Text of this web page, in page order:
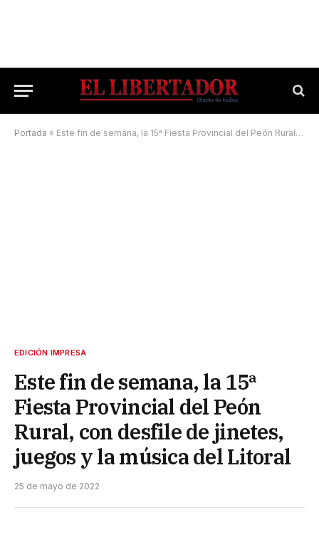
Portada » Este fin de semana, la 15ª Fiesta Provincial del Peón Rural, con desfile de jinetes, juegos y la música del Litoral
EDICIÓN IMPRESA
Este fin de semana, la 15ª
Fiesta Provincial del Peón
Rural, con desfile de jinetes,
juegos y la música del Litoral
25 de mayo de 2022